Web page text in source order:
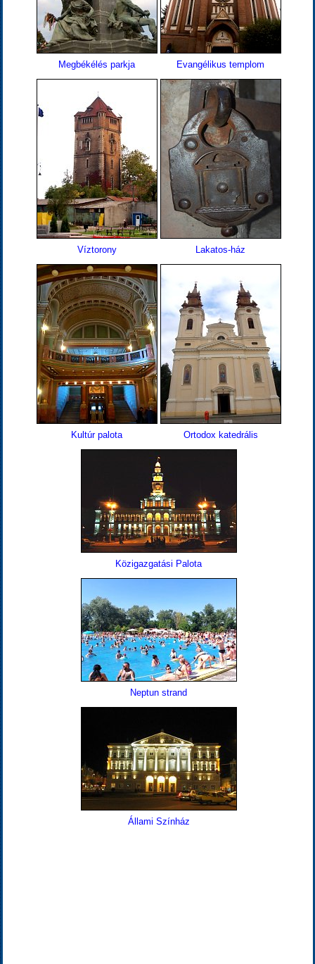
Megbékélés parkja Evangélikus templom
Víztorony Lakatos-ház
Kultúr palota Ortodox katedrális
Közigazgatási Palota
Neptun strand
Állami Színház